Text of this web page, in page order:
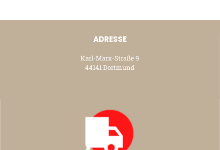
ADRESSE
Karl-Marx-Straße 9
44141 Dortmund